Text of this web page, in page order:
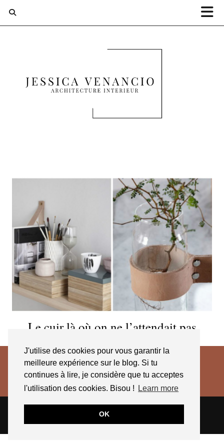
J'utilise des cookies pour vous garantir la
meilleure expérience sur le blog. Si tu
continues à lire, je considère que tu acceptes
l'utilisation des cookies. Bisou !
Learn more
OK
Le cuir là où on ne l’attendait pas
THEME CREATED BYpipdig